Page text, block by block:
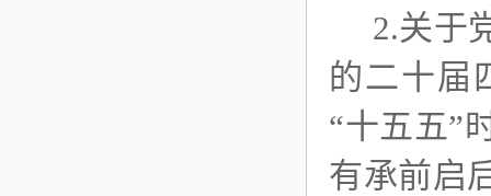
2.关于
的二十届
“十五五”
有承前启